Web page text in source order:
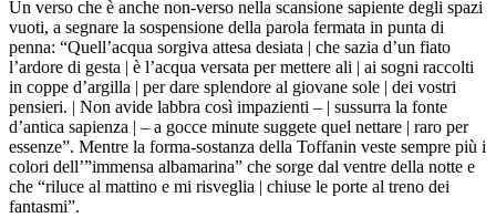
Un verso che è anche non-verso nella scansione sapiente degli spazi
vuoti, a segnare la sospensione della parola fermata in punta di
penna: “Quell’acqua sorgiva attesa desiata | che sazia d’un fiato
l’ardore di gesta | è l’acqua versata per mettere ali | ai sogni raccolti
in coppe d’argilla | per dare splendore al giovane sole | dei vostri
pensieri. | Non avide labbra così impazienti – | sussurra la fonte
d’antica sapienza | – a gocce minute suggete quel nettare | raro per
essenze”. Mentre la forma-sostanza della Toffanin veste sempre più i
colori dell’”immensa albamarina” che sorge dal ventre della notte e
che “riluce al mattino e mi risveglia | chiuse le porte al treno dei
fantasmi”.